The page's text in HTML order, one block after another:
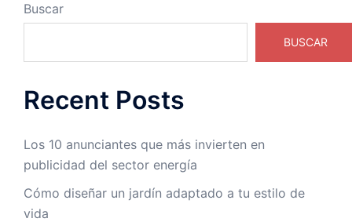
Buscar
BUSCAR
Recent Posts
Los 10 anunciantes que más invierten en
publicidad del sector energía
Cómo diseñar un jardín adaptado a tu estilo de
vida